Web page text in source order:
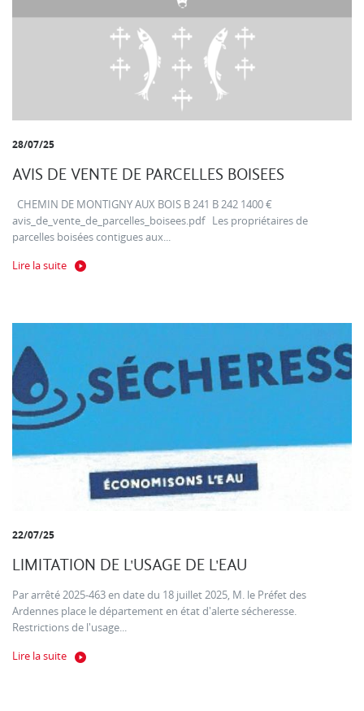
28/07/25
AVIS DE VENTE DE PARCELLES BOISEES
CHEMIN DE MONTIGNY AUX BOIS B 241 B 242 1400 €
avis_de_vente_de_parcelles_boisees.pdf Les propriétaires de
parcelles boisées contigues aux...
Lire la suite
22/07/25
LIMITATION DE L'USAGE DE L'EAU
Par arrêté 2025-463 en date du 18 juillet 2025, M. le Préfet des
Ardennes place le département en état d'alerte sécheresse.
Restrictions de l'usage...
Lire la suite